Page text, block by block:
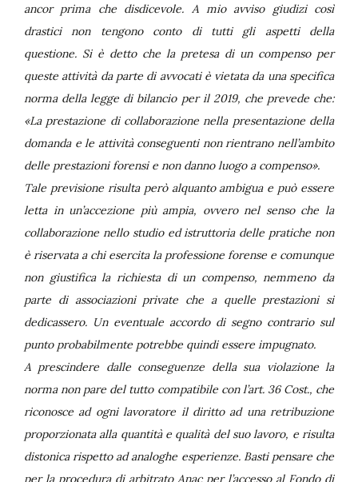
ancor prima che disdicevole. A mio avviso giudizi così
drastici non tengono conto di tutti gli aspetti della
questione. Si è detto che la pretesa di un compenso per
queste attività da parte di avvocati è vietata da una specifica
norma della legge di bilancio per il 2019, che prevede che:
«La prestazione di collaborazione nella presentazione della
domanda e le attività conseguenti non rientrano nell’ambito
delle prestazioni forensi e non danno luogo a compenso».
Tale previsione risulta però alquanto ambigua e può essere
letta in un’accezione più ampia, ovvero nel senso che la
collaborazione nello studio ed istruttoria delle pratiche non
è riservata a chi esercita la professione forense e comunque
non giustifica la richiesta di un compenso, nemmeno da
parte di associazioni private che a quelle prestazioni si
dedicassero. Un eventuale accordo di segno contrario sul
punto probabilmente potrebbe quindi essere impugnato.
A prescindere dalle conseguenze della sua violazione la
norma non pare del tutto compatibile con l’art. 36 Cost., che
riconosce ad ogni lavoratore il diritto ad una retribuzione
proporzionata alla quantità e qualità del suo lavoro, e risulta
distonica rispetto ad analoghe esperienze. Basti pensare che
per la procedura di arbitrato Anac per l’accesso al Fondo di